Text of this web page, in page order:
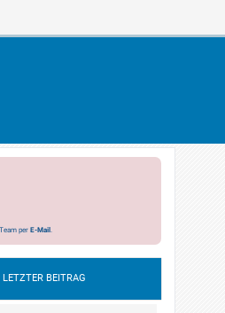
per E-Mail.
LETZTER BEITRAG